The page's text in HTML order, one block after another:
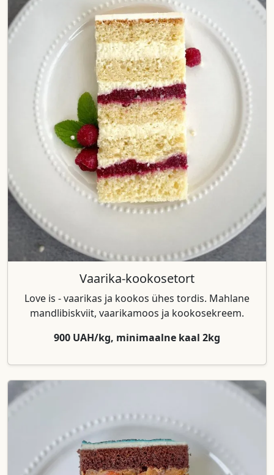
Vaarika-kookosetort
Love is - vaarikas ja kookos ühes tordis. Mahlane
mandlibiskviit, vaarikamoos ja kookosekreem.
900 UAH/kg, minimaalne kaal 2kg